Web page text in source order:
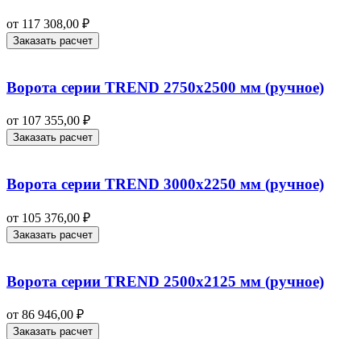
от 117 308,00 ₽
Заказать расчет
Ворота серии TREND 2750х2500 мм (ручное)
от 107 355,00 ₽
Заказать расчет
Ворота серии TREND 3000х2250 мм (ручное)
от 105 376,00 ₽
Заказать расчет
Ворота серии TREND 2500х2125 мм (ручное)
от 86 946,00 ₽
Заказать расчет